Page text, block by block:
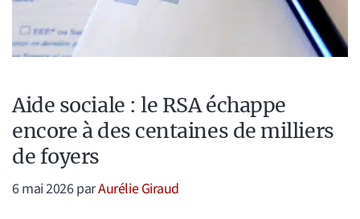
Aide sociale : le RSA échappe
encore à des centaines de milliers
de foyers
6 mai 2026parAurélie Giraud